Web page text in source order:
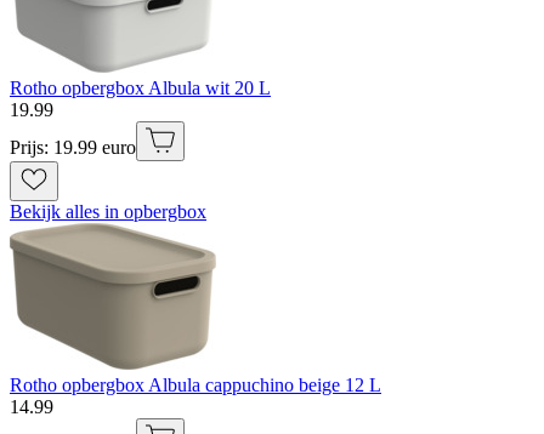
Rotho opbergbox Albula wit 20 L
19.99
Prijs: 19.99 euro
Bekijk alles in opbergbox
Rotho opbergbox Albula cappuchino beige 12 L
14.99